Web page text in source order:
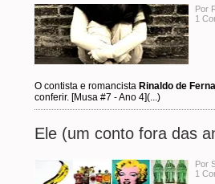
Por
1
O contista e romancista Rinaldo de
conferir. [Musa #7 - Ano 4](...)
Ele (um conto fora das
Por
1